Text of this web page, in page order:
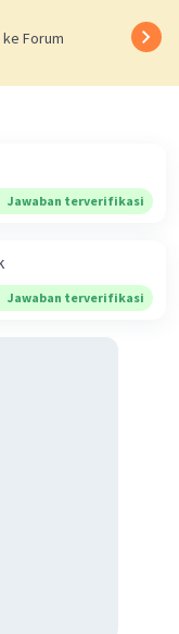
Forum
Jawaban terverifikasi
Jawaban terverifikasi